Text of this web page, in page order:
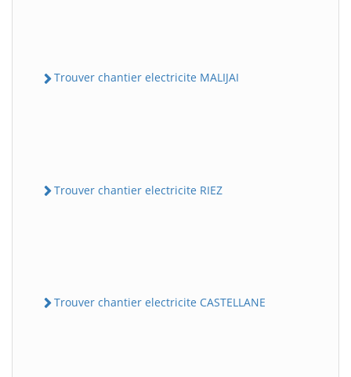
Trouver chantier electricite MALIJAI
Trouver chantier electricite RIEZ
Trouver chantier electricite CASTELLANE